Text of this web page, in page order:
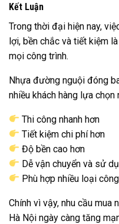
Kết Luận
Trong thời đại hiện nay,
lợi, bền chắc và tiết kiệm
mọi công trình.
Nhựa đường nguội đóng
nhiều khách hàng lựa chọn
Thi công nhanh hơn
Tiết kiệm chi phí hơn
Độ bền cao hơn
Dễ vận chuyển và sử
Phù hợp nhiều loại
Chính vì vậy, nhu cầu
Hà Nội ngày càng tăng